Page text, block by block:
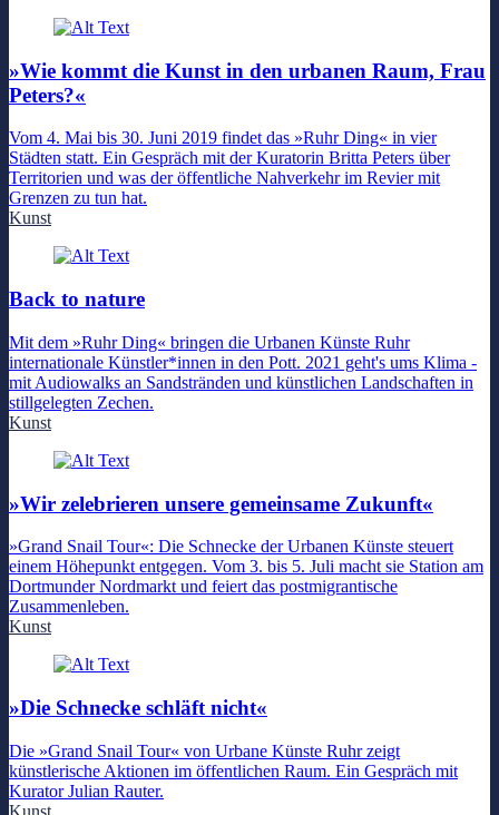
»Wie kommt die Kunst in den urbanen Raum, Frau
Peters?«
Vom 4. Mai bis 30. Juni 2019 findet das »Ruhr Ding« in vier
Städten statt. Ein Gespräch mit der Kuratorin Britta Peters über
Territorien und was der öffentliche Nahverkehr im Revier mit
Grenzen zu tun hat.
Kunst
Back to nature
Mit dem »Ruhr Ding« bringen die Urbanen Künste Ruhr
internationale Künstler*innen in den Pott. 2021 geht's ums Klima -
mit Audiowalks an Sandstränden und künstlichen Landschaften in
stillgelegten Zechen.
Kunst
»Wir zelebrieren unsere gemeinsame Zukunft«
»Grand Snail Tour«: Die Schnecke der Urbanen Künste steuert
einem Höhepunkt entgegen. Vom 3. bis 5. Juli macht sie Station am
Dortmunder Nordmarkt und feiert das postmigrantische
Zusammenleben.
Kunst
»Die Schnecke schläft nicht«
Die »Grand Snail Tour« von Urbane Künste Ruhr zeigt
künstlerische Aktionen im öffentlichen Raum. Ein Gespräch mit
Kurator Julian Rauter.
Kunst